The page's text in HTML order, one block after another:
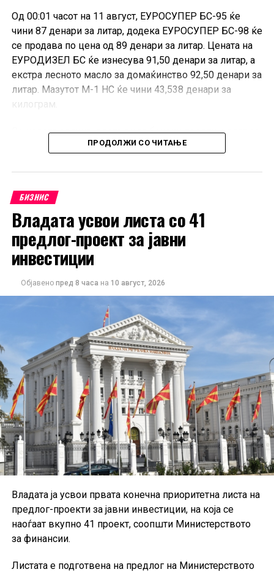
Од 00:01 часот на 11 август, ЕУРОСУПЕР БС-95 ќе
чини 87 денари за литар, додека ЕУРОСУПЕР БС-98 ќе
се продава по цена од 89 денари за литар. Цената на
ЕУРОДИЗЕЛ БС ќе изнесува 91,50 денари за литар, а
екстра лесното масло за домаќинство 92,50 денари за
литар. Мазутот М-1 НС ќе чини 43,538 денари за
Со новата одлука, двата вида бензин поевтинуваат за
по 4 денари за литар, дизелот за 8 денари за литар, а
мазутот се намалува за 2,881 денари за килограм.
Од РКЕ информираат дека референтните цени на
нафтените деривати на светските пазари во однос на
претходната пресметка бележат пад. Кај бензините
намалувањето изнесува во просек 6,186 отсто, кај
дизелот 10,435 отсто, кај екстра лесното масло 8,138
на денарот во однос на доларот е понизок за 1,0313
Од Комисијата нагласуваат дека утврдените цени се
максимални, а трговците можат да ги продаваат
горивата и по пониски цени.
ПРОДОЛЖИ СО ЧИТАЊЕ
БИЗНИС
Владата усвои листа со 41
предлог-проект за јавни
инвестиции
Објавено пред 8 часа на 10 август, 2026
Владата ја усвои првата конечна приоритетна листа на
предлог-проекти за јавни инвестиции, на која се
наоѓаат вкупно 41 проект, соопшти Министерството
за финансии.
Листата е подготвена на предлог на Министерството